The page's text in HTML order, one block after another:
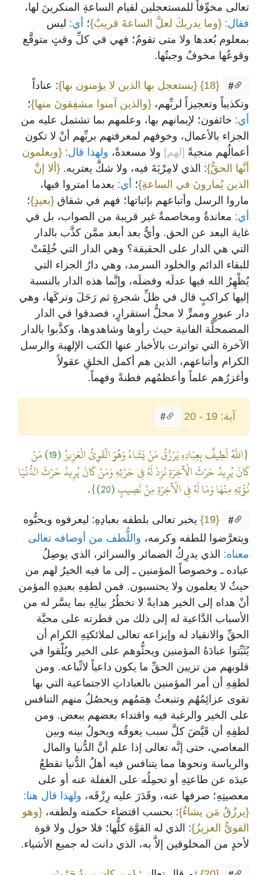
تعالى مخوِّفاً للمستعجلين لقيام الساعةِ المنكرينَ لها،
فقال: {وما يدريكَ لعلَّ الساعةَ قريبٌ}؛ أي: ليس
بمعلوم بُعدها ولا متى تقومُ؛ فهي في كلِّ وقتٍ متوقَّع
وقوعُها مخوفٌ وجبتُها.
#
{18} {يستعجل بها الذين لا يؤمنون بها}: عناداً
وتكذيباً وتعجيزاً لربِّهم، {والذين آمنوا مشفِقونَ منها}؛
أي: خائفون؛ لإيمانهم بها، وعلمهم بما تشتمل عليه من
الجزاء بالأعمال، وخوفهم لمعرفتهم بربِّهم أنْ لا تكون
أعمالُهم منجيةً [لهم] ولا مسعدةً، ولهذا قال: {ويعلمون
أنَّها الحقُّ}: الذي لامِرْيَةَ فيه، ولا شكَّ يعتريه. {ألا إنَّ
الذين يُمارونَ في الساعةِ}؛ أي: بعدما امتروا فيها،
ماروا الرسل وأتباعهم بإثباتها؛ فهم في شقاق {بعيدٍ}؛
أي: معاندةٌ ومخاصمةٌ غير قريبة من الصواب، بل في
غاية البعد عن الحق. وأيُّ بعد أبعد ممَّن كذَّب بالدار
التي هي الدار على الحقيقة؟ وهي الدار التي خُلِقَتْ
للبقاء الدائم والخلود السرمد، وهي دارُ الجزاء التي
يُظْهِرُ الله فيها عدلَه وفضلَه، وإنَّما هذه الدار بالنسبة
إليها كراكبٍ قال في ظلِّ شجرةٍ ثم رَحَلَ وتركَها، وهي
دار عبورٍ وممرٍّ لا محلُّ استقرارٍ، فصدقوا في الدار
المضمحلَّة الفانية حيث رأوها وشاهدوها، وكذَّبوا بالدار
الآخرة التي تواترت بالأخبار عنها الكتب الإلهية والرسل
الكرام وأتباعهم، الذين هم أكمل الخلقِ عقولاً
وأغزرُهم علماً وأعظمُهم فطنةً وفهماً.
آية: 19 - 20 #
{اللَّهُ لَطِيفٌ بِعِبَادِهِ يَرْزُقُ مَنْ يَشَاءُ وَهُوَ الْقَوِيُّ الْعَزِيزُ(19)
مَنْ
كَانَ يُرِيدُ حَرْثَ الْآخِرَةِ نَزِدْ لَهُ فِي حَرْثِهِ وَمَنْ كَانَ يُرِيدُ حَرْثَ الدُّنْيَا
نُؤْتِهِ مِنْهَا وَمَا لَهُ فِي الْآخِرَةِ مِنْ نَصِيبٍ(20)
}
.
#
{19}
يخبر تعالى بلطفه بعبادِهِ: ليعرفوه ويحبُّوه
ويتعرَّضوا للطفه وكرمه، واللُّطف من أوصافه تعالى
معناه: الذي يدرِكُ الضمائر والسرائر، الذي يوصِلُ
عباده ـ وخصوصاً المؤمنين ـ إلى ما فيه الخيرُ لهم من
حيثُ لا يعلمون ولا يحتسبون. فمن لطفِهِ بعبدِهِ المؤمن
أنْ هداه إلى الخير هدايةً لا تخطُرُ ببالِهِ بما يسَّر له من
الأسباب الدَّاعية له إلى ذلك من فطرته على محبَّة
الحقِّ والانقياد له وإيزاعه تعالى لملائكتِهِ الكرام أن
يُثَبِّتوا عبادَهُ المؤمنين ويحثُّوهم على الخير ويُلْقوا في
قلوبهم من تزيين الحقِّ ما يكون داعياً لاتِّباعه. ومن
لطفِهِ أن أمر المؤمنين بالعباداتِ الاجتماعية التي بها
تقوى عزائِمُهُم وتنبعثُ هِمَمُهم ويحصُلُ منهم التنافس
على الخير والرغبة فيه واقتداء بعضهم ببعض. ومن
لطفِهِ أن قَيَّضَ كلَّ سبب يعوقُه ويحولُ بينه وبين
المعاصي، حتى إنَّه تعالى إذا علم أنَّ الدُّنيا والمال
والرياسة ونحوها مما يتنافس فيه أهلُ الدُّنيا تقطعُ
عبدَه عن طاعتِهِ أو تحمِلُه على الغفلة عنه أو على
معصيتِهِ؛ صرفها عنه، وقَدَرَ عليه رِزْقَه، ولهذا قال هنا:
{يرزُقُ مَن يشاءُ}: بحسب اقتضاء حكمته ولطفه، {وهو
القويُّ العزيزُ}: الذي له القوَّة كلُّها؛ فلا حول ولا قوة
لأحدٍ من المخلوقين إلاَّ به، الذي دانت له جميع الأشياء.